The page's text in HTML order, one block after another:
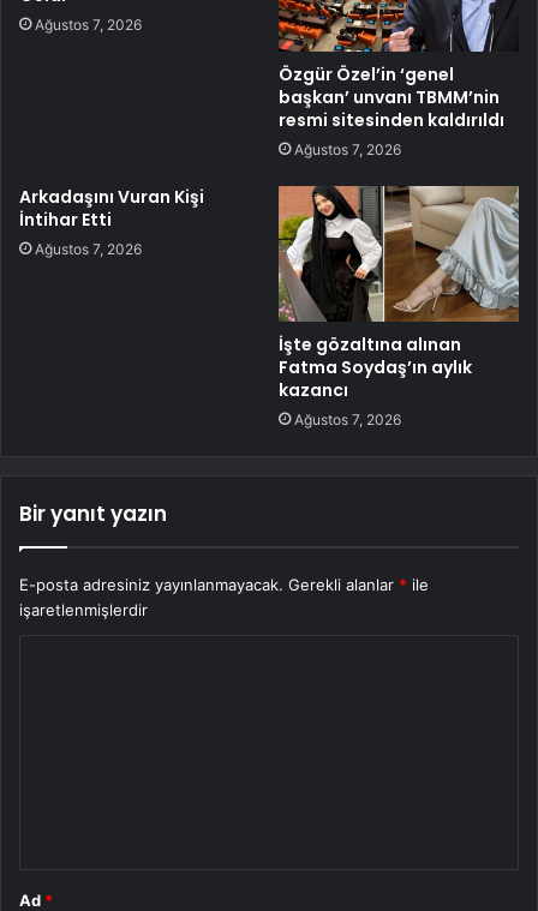
Ağustos 7, 2026
Özgür Özel’in ‘genel
başkan’ unvanı TBMM’nin
resmi sitesinden kaldırıldı
Ağustos 7, 2026
Arkadaşını Vuran Kişi
İntihar Etti
Ağustos 7, 2026
İşte gözaltına alınan
Fatma Soydaş’ın aylık
kazancı
Ağustos 7, 2026
Bir yanıt yazın
E-posta adresiniz yayınlanmayacak. Gerekli alanlar * ile
işaretlenmişlerdir
Ad *